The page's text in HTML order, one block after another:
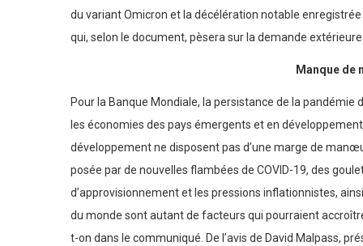
du variant Omicron et la décélération notable
qui, selon le document, pèsera sur la demande
Manque de
Pour la Banque Mondiale, la persistance de la pandémie
les économies des pays émergents et en
développement ne disposent pas d’une marge de
posée par de nouvelles flambées de COVID-19, des
d’approvisionnement et les pressions inflationnistes,
du monde sont autant de facteurs qui pourraient
t-on dans le communiqué. De l’avis de David Malpass,